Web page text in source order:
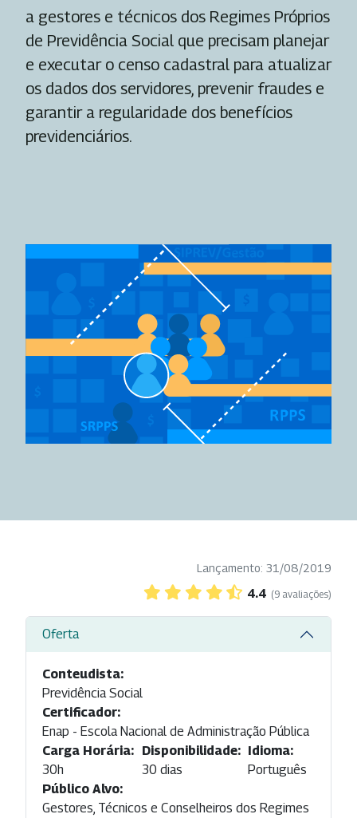
a gestores e técnicos dos Regimes Próprios
de Previdência Social que precisam planejar
e executar o censo cadastral para atualizar
os dados dos servidores, prevenir fraudes e
garantir a regularidade dos benefícios
previdenciários.
Lançamento: 31/08/2019
4.4 (9 avaliações)
Oferta
Conteudista:
Previdência Social
Certificador:
Enap - Escola Nacional de Administração Pública
Carga Horária:
30h
Disponibilidade:
30 dias
Idioma:
Português
Público Alvo:
Gestores, Técnicos e Conselheiros dos Regimes